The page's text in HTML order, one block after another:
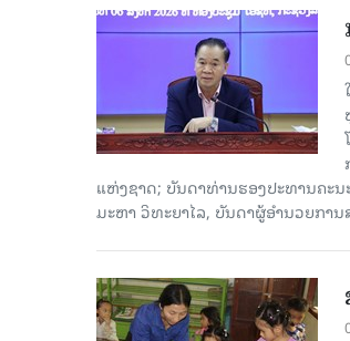
ແຫ່ງຊາດ; ບັນດາທ່ານຮອງປະທານຄະ
ມະຫາ ວິທະຍາໄລ, ບັນດາຜູ້ອຳນວຍກາ